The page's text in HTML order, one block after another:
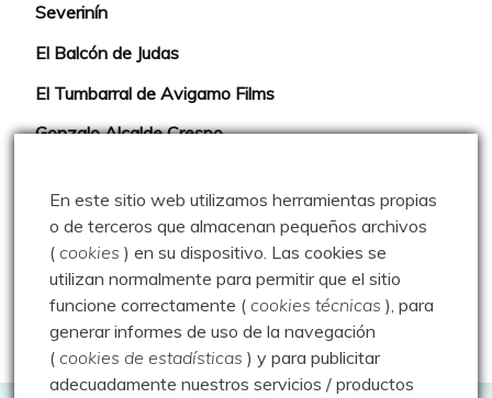
Severinín
El Balcón de Judas
El Tumbarral de Avigamo Films
Gonzalo Alcalde Crespo
Rutas y excursiones con niños
Valdeolea. Río Camesa, la vía azul
Aprendiz de sueños
En este sitio web utilizamos herramientas propias
o de terceros que almacenan pequeños archivos
(cookies ) en su dispositivo. Las cookies se
utilizan normalmente para permitir que el sitio
funcione correctamente (cookies técnicas ), para
generar informes de uso de la navegación
(cookies de estadísticas ) y para publicitar
adecuadamente nuestros servicios / productos